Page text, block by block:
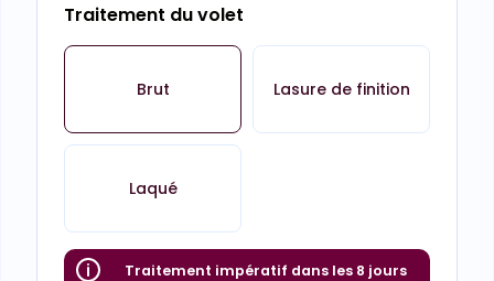
Traitement du volet
Brut Lasure de finition
Laqué
Traitement impératif dans les 8 jours